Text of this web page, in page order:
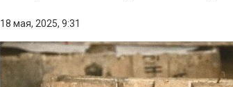
18 мая, 2025, 9:31